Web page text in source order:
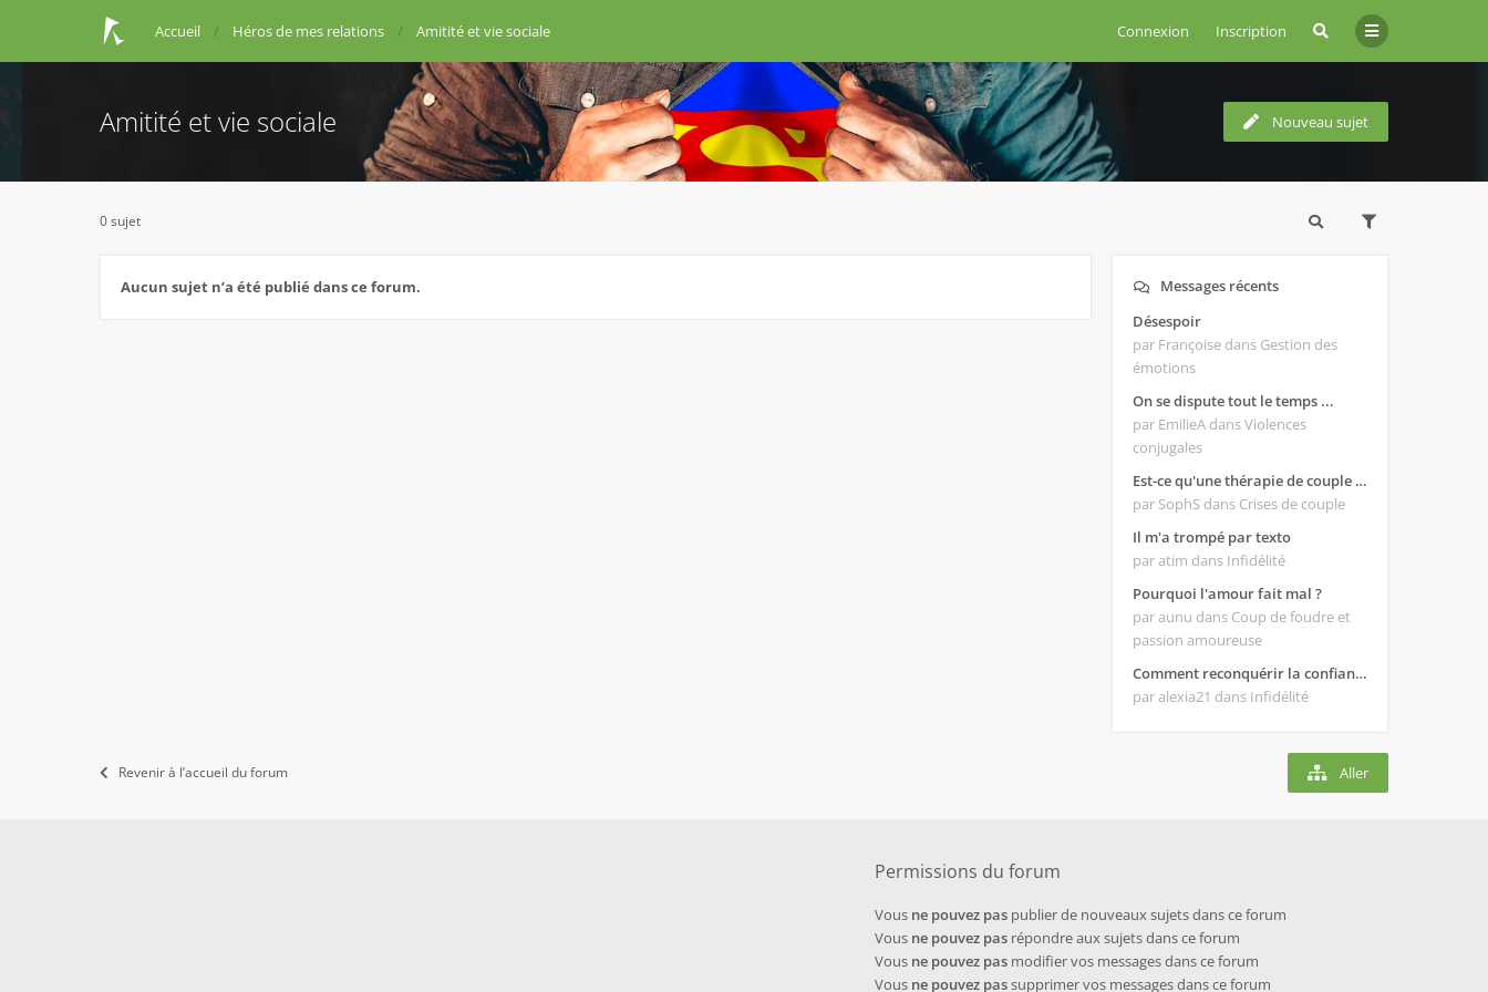
Connexion Inscription
Accueil Héros de mes relations Amitité et vie sociale
Amitité et vie sociale Nouveau sujet
0 sujet
Aucun sujet n’a été publié dans ce forum.
Messages récents
Désespoir
par Françoise dans Gestion des
émotions
On se dispute tout le temps ...
par EmilieA dans Violences
conjugales
Est-ce qu'une thérapie de couple est efficace ?
par SophS dans Crises de couple
Il m'a trompé par texto
par atim dans Infidélité
Pourquoi l'amour fait mal ?
par aunu dans Coup de foudre et
passion amoureuse
Comment reconquérir la confiance de mon homme ?
par alexia21 dans Infidélité
Revenir à l’accueil du forum Aller
Permissions du forum
Vous ne pouvez pas publier de nouveaux sujets dans ce forum
Vous ne pouvez pas répondre aux sujets dans ce forum
Vous ne pouvez pas modifier vos messages dans ce forum
Vous ne pouvez passupprimer vos messages dans ce forum